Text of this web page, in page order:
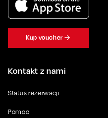
Kontakt z nami
Status rezerwacji
Pomoc
Kup voucher